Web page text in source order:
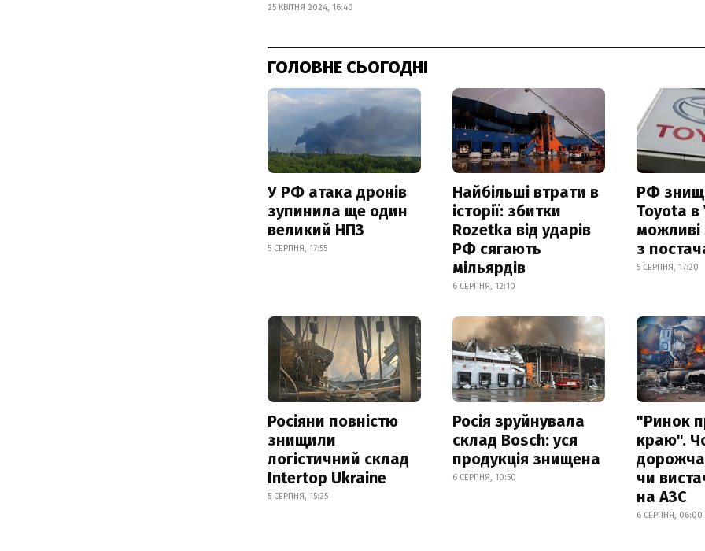
25 КВІТНЯ 2024, 16:40
ГОЛОВНЕ СЬОГОДНІ
У РФ атака дронів
зупинила ще один
великий НПЗ
5 СЕРПНЯ, 17:55
Найбільші втрати в
історії: збитки
Rozetka від ударів
РФ сягають
мільярдів
6 СЕРПНЯ, 12:10
РФ
Toyota в
з
5 СЕРПНЯ, 17:20
Росіяни повністю
знищили
логістичний склад
Intertop Ukraine
5 СЕРПНЯ, 15:25
Росія зруйнувала
склад Bosch: уся
продукція знищена
6 СЕРПНЯ, 10:50
"Ринок
краю".
чи
на АЗС
6 СЕРПНЯ, 06:00